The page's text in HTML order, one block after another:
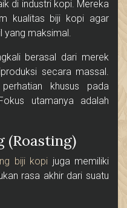
di industri kopi. Mereka
kualitas biji kopi agar
yang maksimal.
berasal dari merek
secara massal.
khusus pada
utamanya adalah
(Roasting)
biji kopi juga memiliki
rasa akhir dari suatu